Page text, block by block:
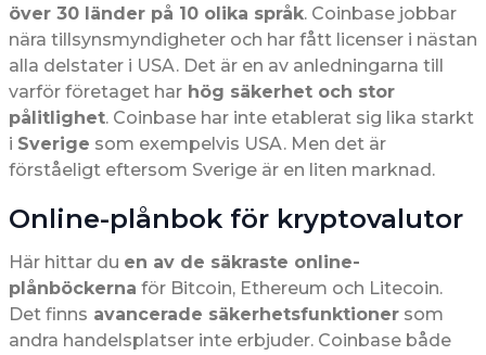
över 30 länder på 10 olika språk. Coinbase jobbar
nära tillsynsmyndigheter och har fått licenser i nästan
alla delstater i USA. Det är en av anledningarna till
varför företaget har hög säkerhet och stor
pålitlighet. Coinbase har inte etablerat sig lika starkt
i Sverige som exempelvis USA. Men det är
förståeligt eftersom Sverige är en liten marknad.
Online-plånbok för kryptovalutor
Här hittar du en av de säkraste online-
plånböckerna för Bitcoin, Ethereum och Litecoin.
Det finns avancerade säkerhetsfunktioner som
andra handelsplatser inte erbjuder. Coinbase både